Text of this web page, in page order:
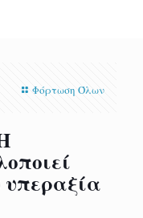
Φόρτωση Όλων
υπεραξία